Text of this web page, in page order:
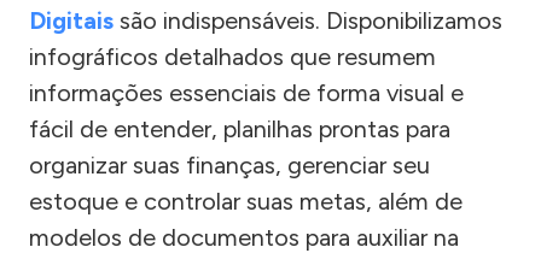
Digitais são indispensáveis. Disponibilizamos
infográficos detalhados que resumem
informações essenciais de forma visual e
fácil de entender, planilhas prontas para
organizar suas finanças, gerenciar seu
estoque e controlar suas metas, além de
modelos de documentos para auxiliar na